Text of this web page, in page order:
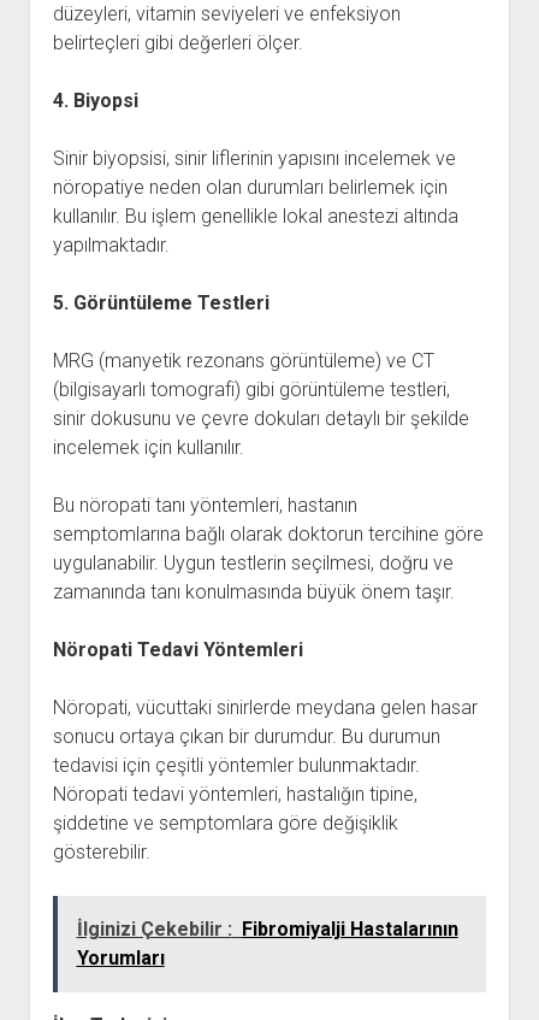
düzeyleri, vitamin seviyeleri ve enfeksiyon
belirteçleri gibi değerleri ölçer.
4. Biyopsi
Sinir biyopsisi, sinir liflerinin yapısını incelemek ve
nöropatiye neden olan durumları belirlemek için
kullanılır. Bu işlem genellikle lokal anestezi altında
yapılmaktadır.
5. Görüntüleme Testleri
MRG (manyetik rezonans görüntüleme) ve CT
(bilgisayarlı tomografi) gibi görüntüleme testleri,
sinir dokusunu ve çevre dokuları detaylı bir şekilde
incelemek için kullanılır.
Bu nöropati tanı yöntemleri, hastanın
semptomlarına bağlı olarak doktorun tercihine göre
uygulanabilir. Uygun testlerin seçilmesi, doğru ve
zamanında tanı konulmasında büyük önem taşır.
Nöropati Tedavi Yöntemleri
Nöropati, vücuttaki sinirlerde meydana gelen hasar
sonucu ortaya çıkan bir durumdur. Bu durumun
tedavisi için çeşitli yöntemler bulunmaktadır.
Nöropati tedavi yöntemleri, hastalığın tipine,
şiddetine ve semptomlara göre değişiklik
gösterebilir.
İlginizi Çekebilir : Fibromiyalji Hastalarının
Yorumları